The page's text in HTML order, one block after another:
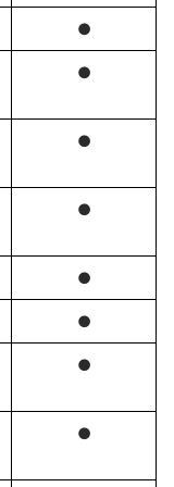
●
●
●
●
●
●
●
●